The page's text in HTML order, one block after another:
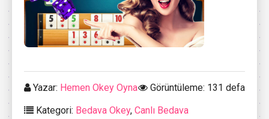
Yazar: Hemen Okey Oyna
Görüntüleme: 131 defa
Kategori: Bedava Okey, Canlı Bedava